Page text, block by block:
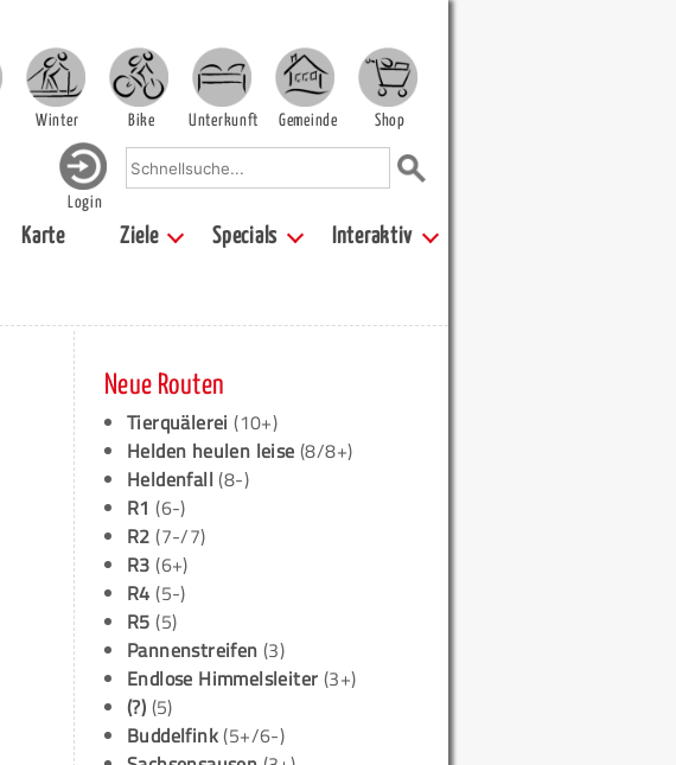
Winter Bike Unterkunft Gemeinde Shop
Login
Karte Ziele Specials Interaktiv
Neue Routen
Tierquälerei (10+)
Helden heulen leise(8/8+)
Heldenfall(8-)
R1 (6-)
R2 (7-/7)
R3 (6+)
R4 (5-)
R5 (5)
Pannenstreifen (3)
Endlose Himmelsleiter (3+)
(?) (5)
Buddelfink(5+/6-)